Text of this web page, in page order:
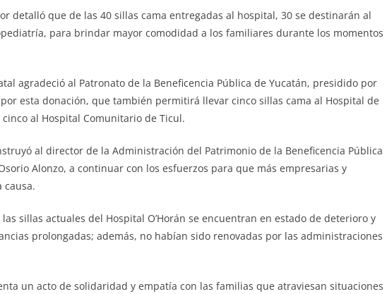
detalló que de las 40 sillas cama entregadas al hospital, 30 se destinarán al
para brindar mayor comodidad a los familiares durante los momentos
agradeció al Patronato de la Beneficencia Pública de Yucatán, presidido por
esta donación, que también permitirá llevar cinco sillas cama al Hospital de
al Hospital Comunitario de Ticul.
al director de la Administración del Patrimonio de la Beneficencia Pública
Alonzo, a continuar con los esfuerzos para que más empresarias y
causa.
sillas actuales del Hospital O’Horán se encuentran en estado de deterioro y
prolongadas; además, no habían sido renovadas por las administraciones
un acto de solidaridad y empatía con las familias que atraviesan situaciones